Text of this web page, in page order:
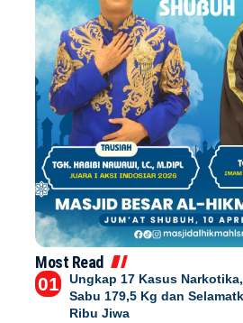
Most Read
Ungkap 17 Kasus
Sabu 179,5 Kg dan
Ribu Jiwa